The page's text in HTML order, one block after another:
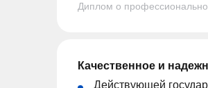
Диплом о
Качественное и
Действующей